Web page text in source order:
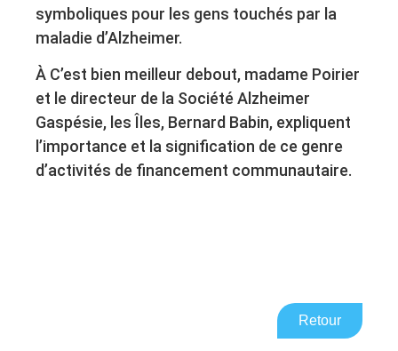
symboliques pour les gens touchés par la
maladie d’Alzheimer.
À C’est bien meilleur debout, madame Poirier
et le directeur de la Société Alzheimer
Gaspésie, les Îles, Bernard Babin, expliquent
l’importance et la signification de ce genre
d’activités de financement communautaire.
Retour